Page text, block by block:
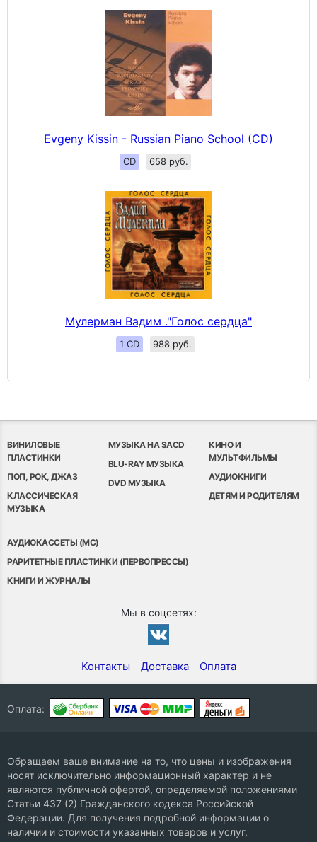
Evgeny Kissin - Russian Piano School (CD)
CD 658 руб.
Мулерман Вадим ."Голос сердца"
1 CD 988 руб.
ВИНИЛОВЫЕ
ПЛАСТИНКИ
ПОП, РОК, ДЖАЗ
КЛАССИЧЕСКАЯ
МУЗЫКА
МУЗЫКА НА SACD
BLU-RAY МУЗЫКА
DVD МУЗЫКА
КИНО И
МУЛЬТФИЛЬМЫ
АУДИОКНИГИ
ДЕТЯМ И РОДИТЕЛЯМ
АУДИОКАССЕТЫ (MC)
РАРИТЕТНЫЕ ПЛАСТИНКИ (ПЕРВОПРЕССЫ)
КНИГИ И ЖУРНАЛЫ
Мы в соцсетях:
Контакты Доставка Оплата
Оплата:
Обращаем ваше внимание на то, что цены и изображения
носят исключительно информационный характер и не
являются публичной офертой, определяемой положениями
Статьи 437 (2) Гражданского кодекса Российской
Федерации. Для получения подробной информации о
наличии и стоимости указанных товаров и услуг,